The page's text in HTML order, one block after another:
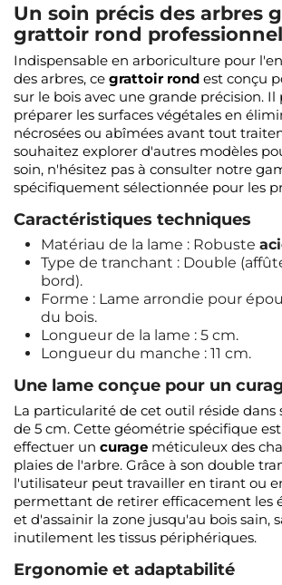
Un soin précis des arbres
grattoir rond professionnel
Indispensable en arboriculture pour
des arbres, ce grattoir rond est conçu
sur le bois avec une grande précision.
préparer les surfaces végétales en
nécrosées ou abîmées avant tout
souhaitez explorer d'autres modèles
soin, n'hésitez pas à consulter notre
spécifiquement sélectionnée pour les
Caractéristiques techniques
Matériau de la lame : Robuste
Type de tranchant : Double
bord).
Forme : Lame arrondie pour
du bois.
Longueur de la lame : 5 cm.
Longueur du manche : 11 cm.
Une lame conçue pour un
La particularité de cet outil réside dans
de 5 cm. Cette géométrie spécifique
effectuer un curage méticuleux des
plaies de l'arbre. Grâce à son double
l'utilisateur peut travailler en tirant ou
permettant de retirer efficacement les
et d'assainir la zone jusqu'au bois sain,
inutilement les tissus périphériques.
Ergonomie et adaptabilité